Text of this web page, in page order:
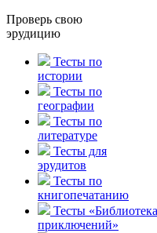
Проверь свою
эрудицию
Тесты по
истории
Тесты по
географии
Тесты по
литературе
Тесты для
эрудитов
Тесты по
книгопечатанию
Тесты «Библиотека
приключений»